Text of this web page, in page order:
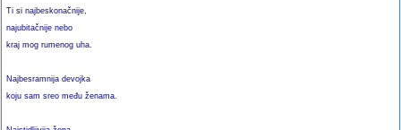
Ti si najbeskonačnije,
najubitačnije nebo
kraj mog rumenog uha.
Najbesramnija devojka
koju sam sreo među ženama.